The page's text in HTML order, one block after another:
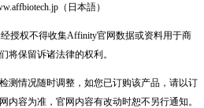
（日本語）
授权不得收集Affinity官网数据或资料用于商
将保留诉诸法律的权利。
测情况随时调整，如您已订购该产品，请以订
内容为准，官网内容有改动时恕不另行通知。